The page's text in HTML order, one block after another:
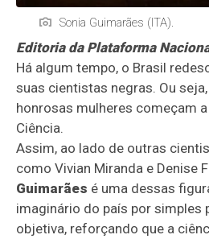
Sonia Guimarães (ITA).
Editoria da Plataforma
Há algum tempo, o Brasil
suas cientistas negras. Ou
honrosas mulheres começam
Ciência.
Assim, ao lado de outras
como Vivian Miranda e Denise
Guimarães é uma dessas
imaginário do país por simples
objetiva, reforçando que a